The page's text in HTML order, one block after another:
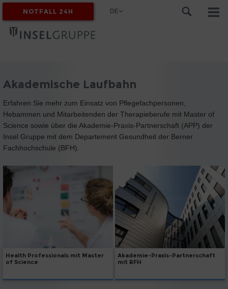
MYINSEL
NOTFALL 24H DE
Akademische Laufbahn
Erfahren Sie mehr zum Einsatz von Pflegefachpersonen,
Hebammen und Mitarbeitenden der Therapieberufe mit Master of
Science sowie über die Akademie-Praxis-Partnerschaft (APP) der
Insel Gruppe mit dem Departement Gesundheit der Berner
Fachhochschule (BFH).
Health Professionals mit Master
of Science
Akademie-Praxis-Partnerschaft
mit BFH